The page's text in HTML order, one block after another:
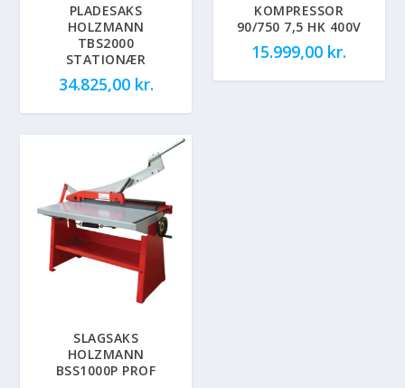
PLADESAKS
HOLZMANN
TBS2000
STATIONÆR
34.825,00 kr.
KOMPRESSOR
90/750 7,5 HK 400V
15.999,00 kr.
SLAGSAKS
HOLZMANN
BSS1000P PROF